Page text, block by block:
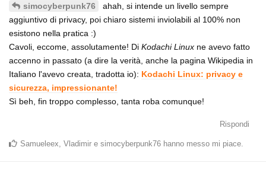
simocyberpunk76
ahah, si intende un livello sempre
aggiuntivo di privacy, poi chiaro sistemi inviolabili al 100% non
esistono nella pratica :)
Cavoli, eccome, assolutamente! Di Kodachi Linux ne avevo fatto
accenno in passato (a dire la verità, anche la pagina Wikipedia in
Italiano l'avevo creata, tradotta io): Kodachi Linux: privacy e
sicurezza, impressionante!
Sì beh, fin troppo complesso, tanta roba comunque!
Rispondi
Samueleex, Vladimir e simocyberpunk76 hanno messo mi piace.